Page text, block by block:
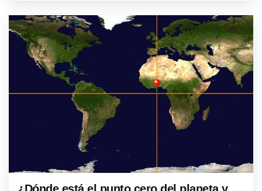
¿Dónde está el punto cero del planeta y